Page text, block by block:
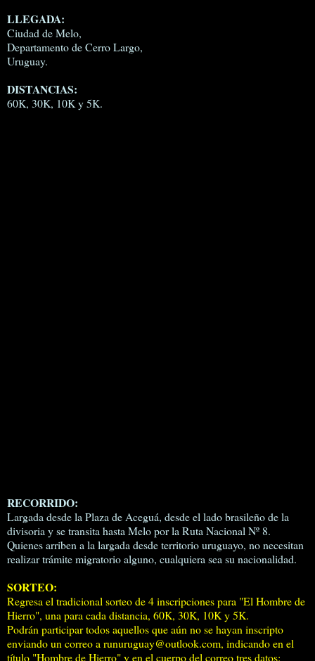
LLEGADA:
Ciudad de Melo,
Departamento de Cerro Largo,
Uruguay.
DISTANCIAS:
60K, 30K, 10K y 5K.
RECORRIDO:
Largada desde la Plaza de Aceguá, desde el lado brasileño de la
divisoria y se transita hasta Melo por la Ruta Nacional Nº 8.
Quienes arriben a la largada desde territorio uruguayo, no necesitan
realizar trámite migratorio alguno, cualquiera sea su nacionalidad.
SORTEO:
Regresa el tradicional sorteo de 4 inscripciones para "El Hombre de
Hierro", una para cada distancia, 60K, 30K, 10K y 5K.
Podrán participar todos aquellos que aún no se hayan inscripto
enviando un correo arunuruguay@outlook.com, indicando en el
título "Hombre de Hierro" y en el cuerpo del correo tres datos: